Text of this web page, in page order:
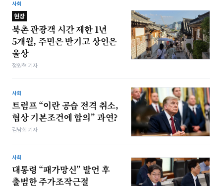
사회
현장
북촌 관광객 시간 제한 1년
5개월, 주민은 반기고 상인은
울상
정원혁 기자
사회
트럼프 “이란 공습 전격 취소,
협상 기본조건에 합의” 과연?
김남희 기자
사회
대통령 “패가망신” 발언 후
출범한 주가조작근절